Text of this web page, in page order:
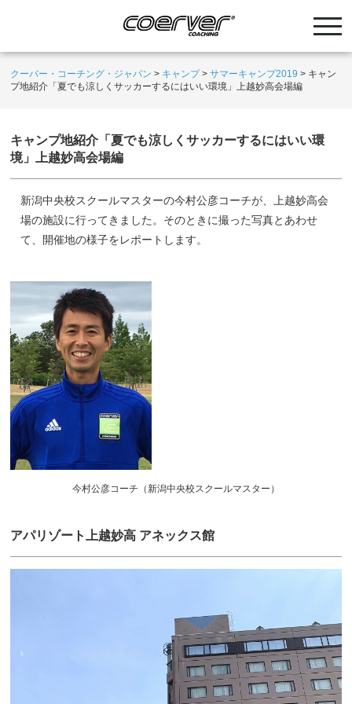
クーバー・コーチング・ジャパン > キャンプ>サマーキャンプ2019 > キャン
プ地紹介「夏でも涼しくサッカーするにはいい環境」上越妙高会場編
キャンプ地紹介「夏でも涼しくサッカーするにはいい環
境」上越妙高会場編
新潟中央校スクールマスターの今村公彦コーチが、上越妙高会
場の施設に行ってきました。そのときに撮った写真とあわせ
て、開催地の様子をレポートします。
今村公彦コーチ（新潟中央校スクールマスター）
アパリゾート上越妙高 アネックス館